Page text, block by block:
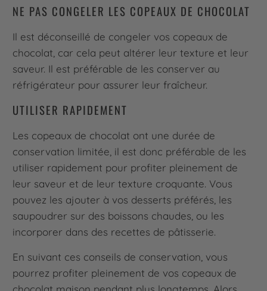
NE PAS CONGELER LES COPEAUX DE CHOCOLAT
Il est déconseillé de congeler vos copeaux de
chocolat, car cela peut altérer leur texture et leur
saveur. Il est préférable de les conserver au
réfrigérateur pour assurer leur fraîcheur.
UTILISER RAPIDEMENT
Les copeaux de chocolat ont une durée de
conservation limitée, il est donc préférable de les
utiliser rapidement pour profiter pleinement de
leur saveur et de leur texture croquante. Vous
pouvez les ajouter à vos desserts préférés, les
saupoudrer sur des boissons chaudes, ou les
incorporer dans des recettes de pâtisserie.
En suivant ces conseils de conservation, vous
pourrez profiter pleinement de vos copeaux de